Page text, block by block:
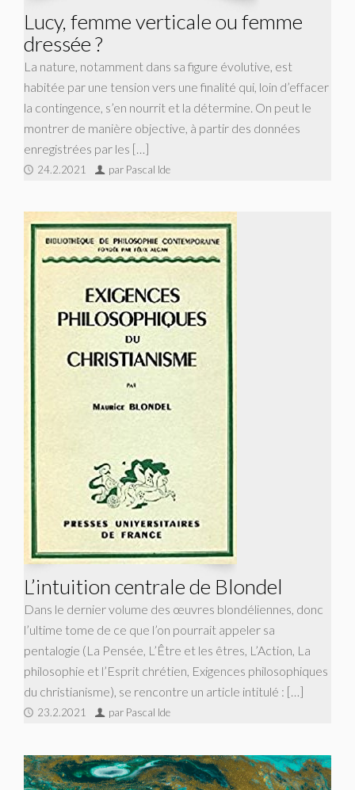
Lucy, femme verticale ou femme
dressée ?
La nature, notamment dans sa figure évolutive, est
habitée par une tension vers une finalité qui, loin d’effacer
la contingence, s’en nourrit et la détermine. On peut le
montrer de manière objective, à partir des données
enregistrées par les […]
24.2.2021 par Pascal Ide
L’intuition centrale de Blondel
Dans le dernier volume des œuvres blondéliennes, donc
l’ultime tome de ce que l’on pourrait appeler sa
pentalogie (La Pensée, L’Être et les êtres, L’Action, La
philosophie et l’Esprit chrétien, Exigences philosophiques
du christianisme), se rencontre un article intitulé : […]
23.2.2021 par Pascal Ide